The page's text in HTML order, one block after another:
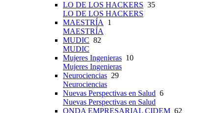
LO DE LOS HACKERS 35
LO DE LOS HACKERS
MAESTRÍA
1
MAESTRÍA
MUDIC 82
MUDIC
Mujeres Ingenieras 10
Mujeres Ingenieras
Neurociencias 29
Neurociencias
Nuevas Perspectivas en Salud 6
Nuevas Perspectivas en Salud
ONDA EMPRESARIAL CIDEM 62